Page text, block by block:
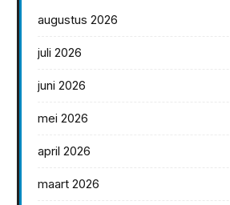
augustus 2026
juli 2026
juni 2026
mei 2026
april 2026
maart 2026